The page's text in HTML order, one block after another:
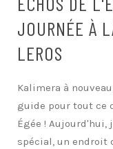
JOURNÉE À
LEROS
Kalimera à
guide pour tout ce
Égée ! Aujourd'hui,
spécial, un endroit